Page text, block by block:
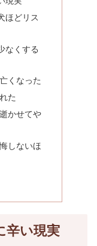
ほどリス
なくする
くなった
た
かせてや
しないほ
辛い現実